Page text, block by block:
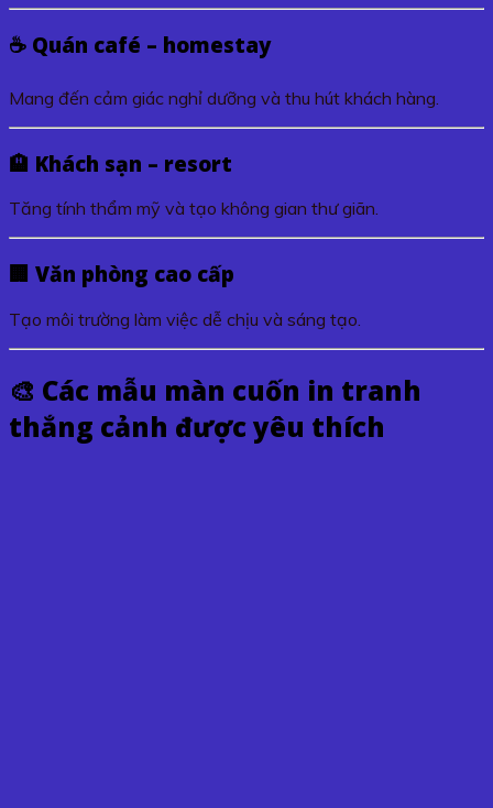
☕ Quán café – homestay
Mang đến cảm giác nghỉ dưỡng và thu hút khách hàng.
🏨 Khách sạn – resort
Tăng tính thẩm mỹ và tạo không gian thư giãn.
🏢 Văn phòng cao cấp
Tạo môi trường làm việc dễ chịu và sáng tạo.
🎨 Các mẫu màn cuốn in tranh
thắng cảnh được yêu thích